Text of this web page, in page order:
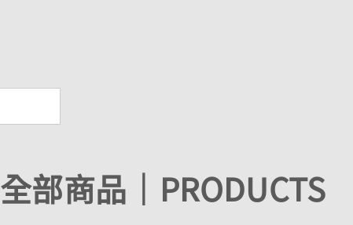
全部商品｜PRODUCTS